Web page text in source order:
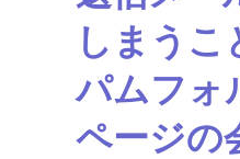
しまう
パムフォ
ページの